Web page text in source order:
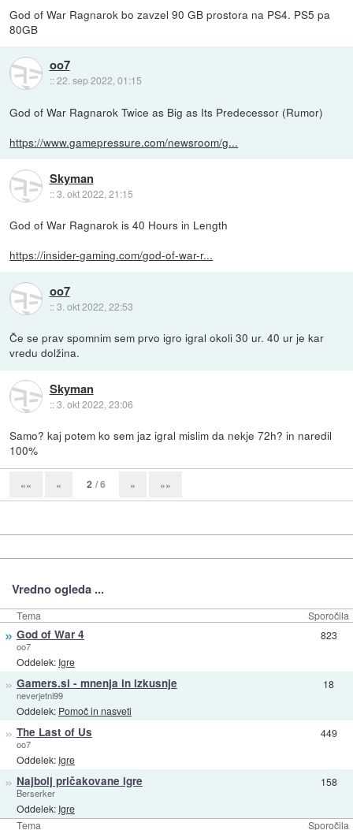
God of War Ragnarok bo zavzel 90 GB prostora na PS4. PS5 pa
80GB
oo7
::22. sep 2022, 01:15
God of War Ragnarok Twice as Big as Its Predecessor (Rumor)
https://www.gamepressure.com/newsroom/g...
Skyman
::3. okt 2022, 21:15
God of War Ragnarok is 40 Hours in Length
https://insider-gaming.com/god-of-war-r...
oo7
::3. okt 2022, 22:53
Če se prav spomnim sem prvo igro igral okoli 30 ur. 40 ur je kar
vredu dolžina.
Skyman
::3. okt 2022, 23:06
Samo? kaj potem ko sem jaz igral mislim da nekje 72h? in naredil
100%
«« « 2 / 6 » »»
Vredno ogleda ...
Tema Sporočila
Tema Sporočila
» God of War 4
oo7
Oddelek: Igre
823
» Gamers.si - mnenja in izkusnje
neverjetni99
Oddelek: Pomoč in nasveti
18
» The Last of Us
oo7
Oddelek: Igre
449
» Najbolj pričakovane igre
Berserker
Oddelek: Igre
158